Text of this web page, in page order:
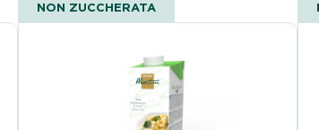
NON ZUCCHERATA